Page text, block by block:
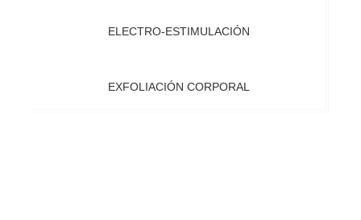
ELECTRO-ESTIMULACIÓN
EXFOLIACIÓN CORPORAL